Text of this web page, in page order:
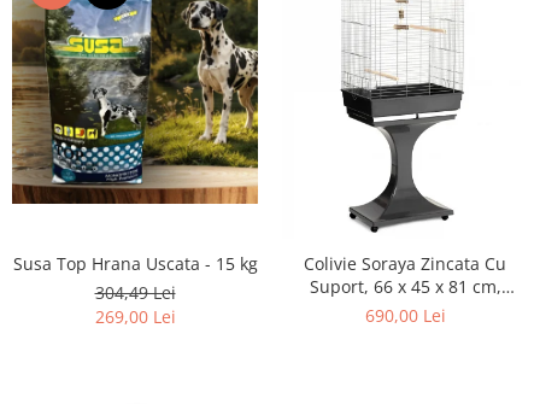
Susa Top Hrana Uscata - 15 kg
304,49 Lei
269,00 Lei
Colivie Soraya Zincata Cu
Suport, 66 x 45 x 81 cm,
15210030
690,00 Lei